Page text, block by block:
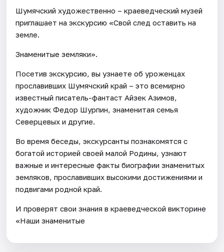
Шумячский художественно – краеведческий музей
приглашает на экскурсию «Свой след оставить на
земле.
Знаменитые земляки».
Посетив экскурсию, вы узнаете об уроженцах
прославивших Шумячский край – это всемирно
известный писатель-фантаст Айзек Азимов,
художник Федор Шурпин, знаменитая семья
Северцевых и другие.
Во время беседы, экскурсанты познакомятся с
богатой историей своей малой Родины, узнают
важные и интересные факты биографии знаменитых
земляков, прославивших высокими достижениями и
подвигами родной край.
И проверят свои знания в краеведческой викторине
«Наши знаменитые